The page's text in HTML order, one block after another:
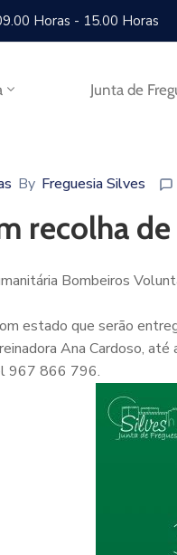
Horas - 15.00 Horas
Junta de
By Freguesia Silves
recolha
Bombeiros
estado que serão
Ana Cardoso, até
967 866 796.